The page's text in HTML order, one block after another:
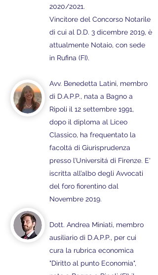
2020/2021.
Vincitore del Concorso Notarile
di cui al D.D. 3 dicembre 2019, è
attualmente Notaio, con sede
in Rufina (FI).
Avv. Benedetta Latini, membro
di D.A.P.P., nata a Bagno a
Ripoli il 12 settembre 1991,
dopo il diploma al Liceo
Classico, ha frequentato la
facoltá di Giurisprudenza
presso l’Universitá di Firenze. E'
iscritta all’albo degli Avvocati
del foro fiorentino dal
Novembre 2019.
Dott. Andrea Miniati, membro
ausiliario di D.A.P.P., per cui
cura la rubrica economica
"Diritto al punto Economia",